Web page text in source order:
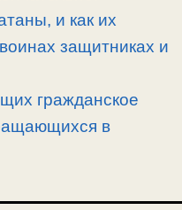
и как их
защитниках и
гражданское
в